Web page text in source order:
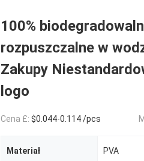
100%
rozpuszczalne w
Zakupy
logo
Cena £: $0.044-0.114 /pcs
Materiał PVA